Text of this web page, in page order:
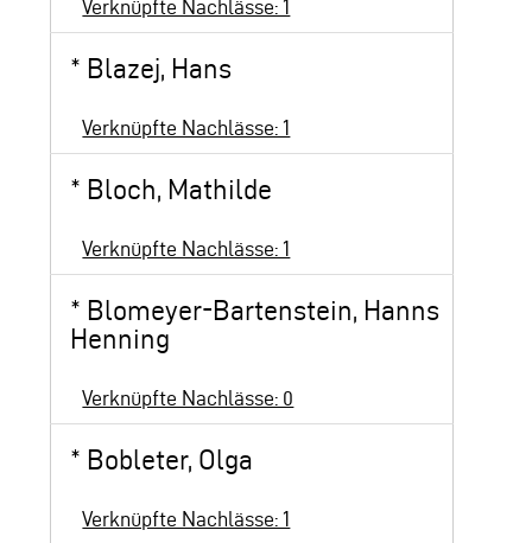
Verknüpfte Nachlässe: 1
* Blazej, Hans
Verknüpfte Nachlässe: 1
* Bloch, Mathilde
Verknüpfte Nachlässe: 1
* Blomeyer-Bartenstein, Hanns
Henning
Verknüpfte Nachlässe: 0
* Bobleter, Olga
Verknüpfte Nachlässe: 1